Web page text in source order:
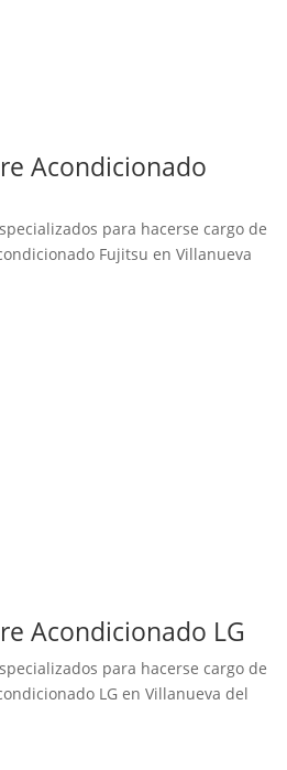
Acondicionado
para hacerse cargo de
Fujitsu en Villanueva
Acondicionado LG
para hacerse cargo de
LG en Villanueva del